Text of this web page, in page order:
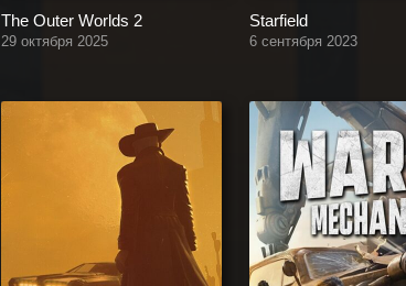
The Outer Worlds 2
29 октября 2025
Starfield
6 сентября 2023